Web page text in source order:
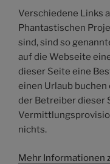
Verschiedene Links
Phantastischen
sind, sind so
auf die Webseite
dieser Seite eine
einen Urlaub
der Betreiber dieser
nichts.
Mehr Informationen